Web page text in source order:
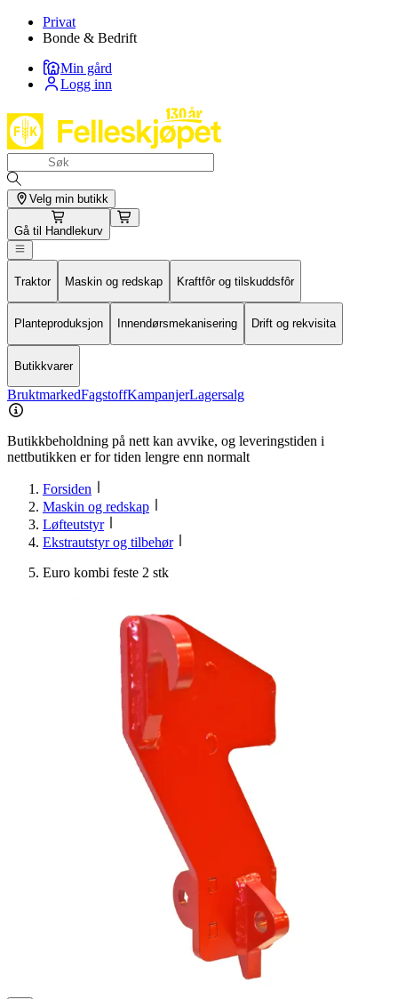
Privat
Bonde & Bedrift
Min gård
Logg inn
Velg min butikk
Gå til Handlekurv
Traktor Maskin og redskap Kraftfôr og tilskuddsfôr
Planteproduksjon Innendørsmekanisering Drift og rekvisita
Butikkvarer
BruktmarkedFagstoffKampanjerLagersalg
Butikkbeholdning på nett kan avvike, og leveringstiden i
nettbutikken er for tiden lengre enn normalt
Forsiden
Maskin og redskap
Løfteutstyr
Ekstrautstyr og tilbehør
Euro kombi feste 2 stk